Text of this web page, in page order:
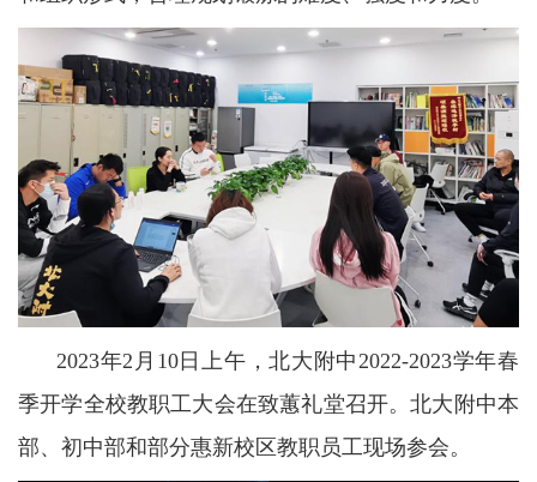
2023年2月10日上午，北大附中2022-2023学年春
季开学全校教职工大会在致蕙礼堂召开。北大附中本
部、初中部和部分惠新校区教职员工现场参会。